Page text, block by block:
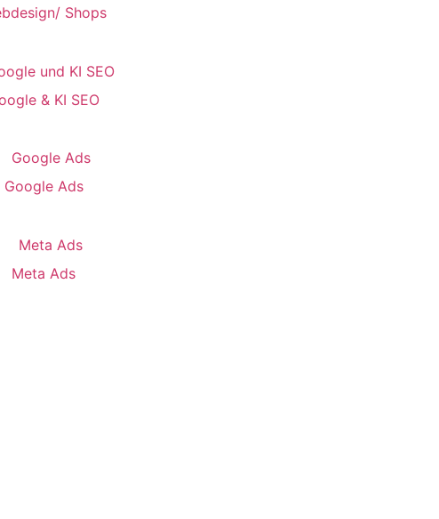
Shops
& KI SEO
Google Ads
Meta Ads